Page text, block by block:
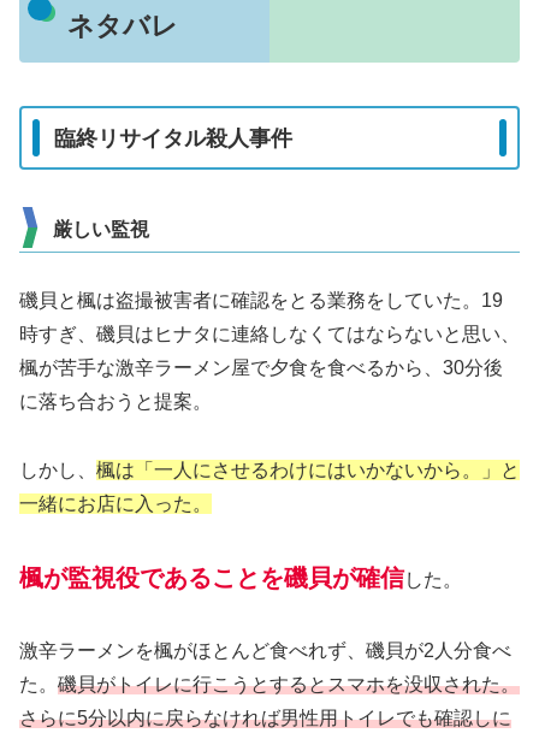
ネタバレ
臨終リサイタル殺人事件
厳しい監視
磯貝と楓は盗撮被害者に確認をとる業務をしていた。19
時すぎ、磯貝はヒナタに連絡しなくてはならないと思い、
楓が苦手な激辛ラーメン屋で夕食を食べるから、30分後
に落ち合おうと提案。
しかし、 楓は「一人にさせるわけにはいかないから。」と
一緒にお店に入った。
楓が監視役であることを磯貝が確信した。
激辛ラーメンを楓がほとんど食べれず、磯貝が2人分食べ
た。 磯貝がトイレに行こうとするとスマホを没収された。
さらに5分以内に戻らなければ男性用トイレでも確認しに